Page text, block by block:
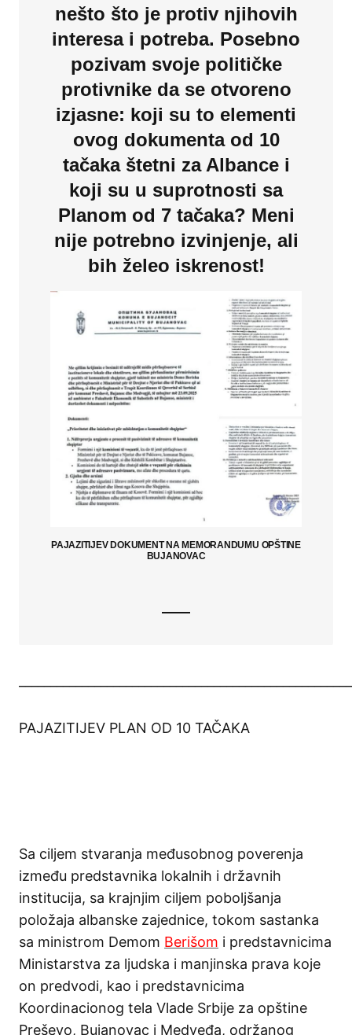
nešto što je protiv njihovih
interesa i potreba. Posebno
pozivam svoje političke
protivnike da se otvoreno
izjasne: koji su to elementi
ovog dokumenta od 10
tačaka štetni za Albance i
koji su u suprotnosti sa
Planom od 7 tačaka? Meni
nije potrebno izvinjenje, ali
bih želeo iskrenost!
PAJAZITIJEV DOKUMENT NA MEMORANDUMU OPŠTINE
BUJANOVAC
PAJAZITIJEV PLAN OD 10 TAČAKA
Sa ciljem stvaranja međusobnog poverenja
između predstavnika lokalnih i državnih
institucija, sa krajnjim ciljem poboljšanja
položaja albanske zajednice, tokom sastanka
sa ministrom Demom Berišom i predstavnicima
Ministarstva za ljudska i manjinska prava koje
on predvodi, kao i predstavnicima
Koordinacionog tela Vlade Srbije za opštine
Preševo, Bujanovac i Medveđa, održanog